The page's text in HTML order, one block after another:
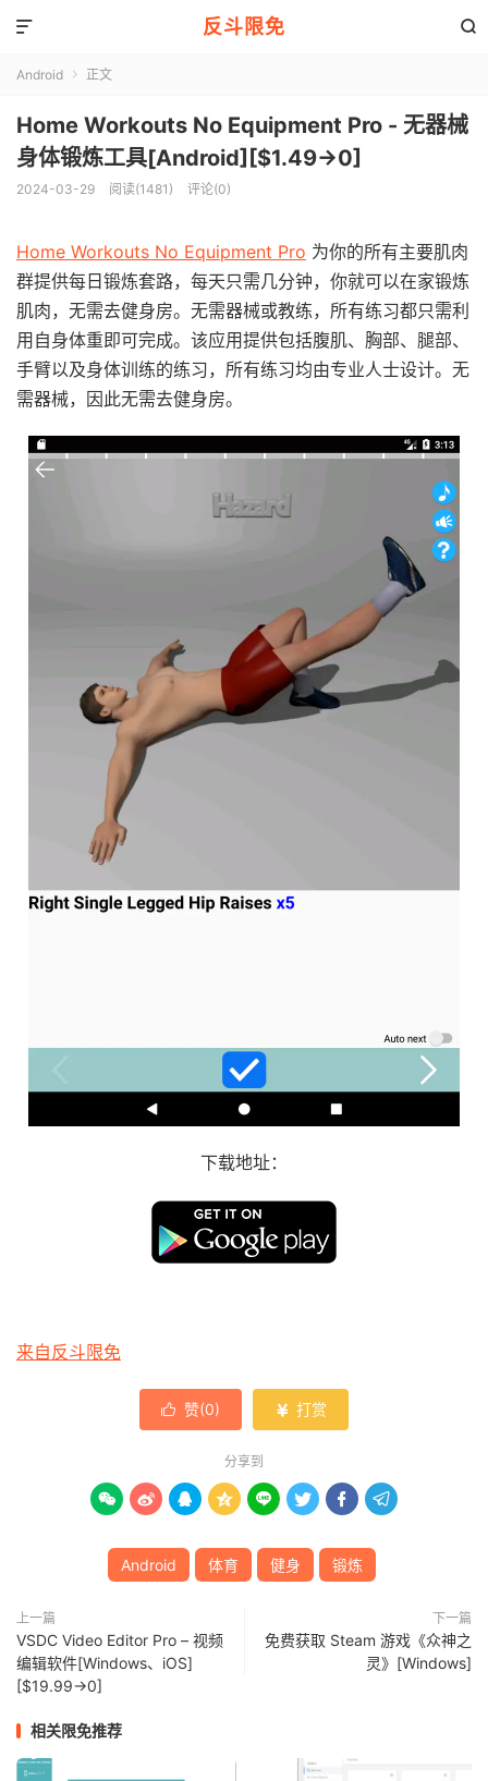
反斗限免 

Android  正文
Home Workouts No Equipment Pro - 无器械
身体锻炼工具[Android][$1.49→0]
2024-03-29 阅读(1481) 评论(0)
Home Workouts No Equipment Pro 为你的所有主要肌肉
群提供每日锻炼套路，每天只需几分钟，你就可以在家锻炼
肌肉，无需去健身房。无需器械或教练，所有练习都只需利
用自身体重即可完成。该应用提供包括腹肌、胸部、腿部、
手臂以及身体训练的练习，所有练习均由专业人士设计。无
需器械，因此无需去健身房。
下载地址：
来自反斗限免
 赞(0)  打赏
分享到
       
Android 体育 健身 锻炼
上一篇
VSDC Video Editor Pro – 视频
编辑软件[Windows、iOS]
[$19.99→0]
下一篇
免费获取 Steam 游戏《众神之
灵》[Windows]
相关限免推荐